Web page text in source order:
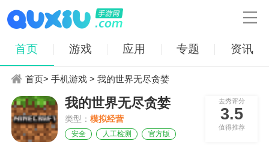

首页 游戏 应用 专题 资讯
首页>手机游戏 > 我的世界无尽贪婪
我的世界无尽贪婪
类型：模拟经营
安全 人工检测 官方版
去秀评分
3.5
值得推荐